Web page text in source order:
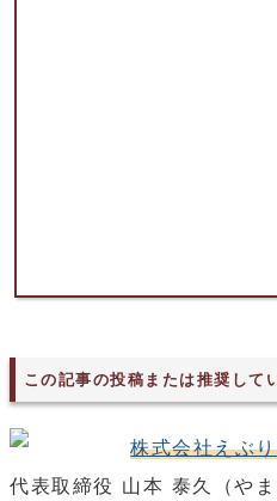
この記事の投稿または推奨して
株式会社えぶ
代表取締役 山本 泰久（やま